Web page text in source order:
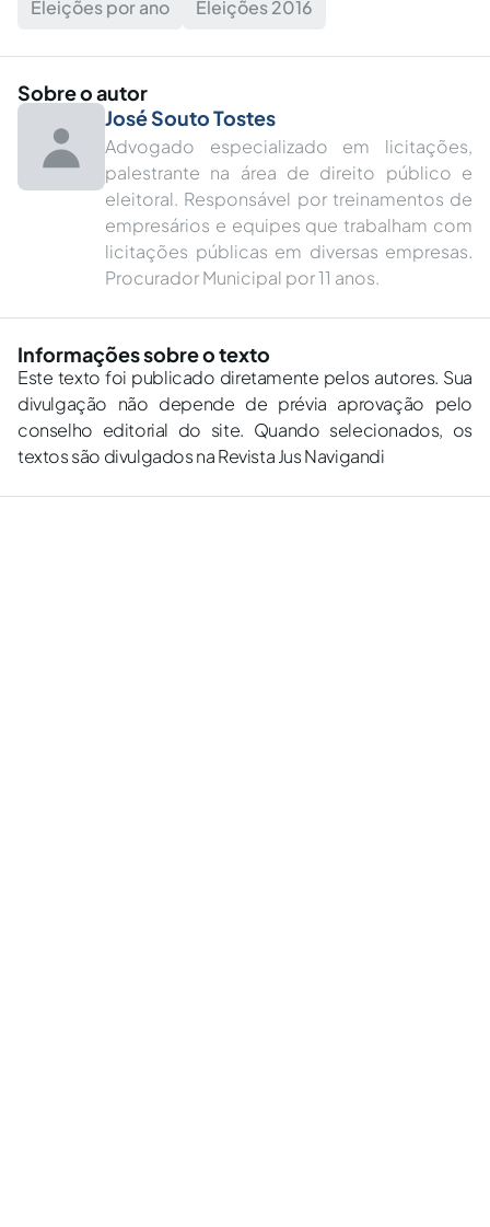
Eleições por ano Eleições 2016
Sobre o autor
José Souto Tostes
Advogado especializado em licitações,
palestrante na área de direito público e
eleitoral. Responsável por treinamentos de
empresários e equipes que trabalham com
licitações públicas em diversas empresas.
Procurador Municipal por 11 anos.
Informações sobre o texto
Este texto foi publicado diretamente pelos autores. Sua
divulgação não depende de prévia aprovação pelo
conselho editorial do site. Quando selecionados, os
textos são divulgados na Revista Jus Navigandi